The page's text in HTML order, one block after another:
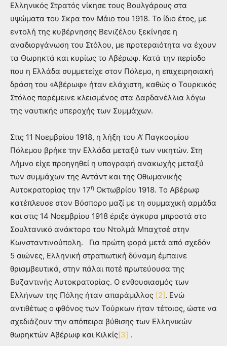
Ελληνικός Στρατός νίκησε τους Βουλγάρους στα
υψώματα του Σκρα τον Μάιο του 1918. Το ίδιο έτος, με
εντολή της κυβέρνησης Βενιζέλου ξεκίνησε η
αναδιοργάνωση του Στόλου, με προτεραιότητα να έχουν
τα Θωρηκτά και κυρίως το Αβέρωφ. Κατά την περίοδο
που η Ελλάδα συμμετείχε στον Πόλεμο, η επιχειρησιακή
δράση του «Αβέρωφ» ήταν ελάχιστη, καθώς ο Τουρκικός
Στόλος παρέμεινε κλεισμένος στα Δαρδανέλλια λόγω
της ναυτικής υπεροχής των Συμμάχων.
Στις 11 Νοεμβρίου 1918, η λήξη του Α’ Παγκοσμίου
Πόλεμου βρήκε την Ελλάδα μεταξύ των νικητών. Στη
Λήμνο είχε προηγηθεί η υπογραφή ανακωχής μεταξύ
των συμμάχων της Αντάντ και της Οθωμανικής
Αυτοκρατορίας την 17η Οκτωβρίου 1918. Το Αβέρωφ
κατέπλευσε στον Βόσπορο μαζί με τη συμμαχική αρμάδα
και στις 14 Νοεμβρίου 1918 έριξε άγκυρα μπροστά στο
Σουλτανικό ανάκτορο του Ντολμά Μπαχτσέ στην
Κωνσταντινούπολη. Για πρώτη φορά μετά από σχεδόν
5 αιώνες, Ελληνική στρατιωτική δύναμη έμπαινε
θριαμβευτικά, στην πάλαι ποτέ πρωτεύουσα της
Βυζαντινής Αυτοκρατορίας. Ο ενθουσιασμός των
Ελλήνων της Πόλης ήταν απαράμιλλος [2]. Ενώ
αντιθέτως ο φθόνος των Τούρκων ήταν τέτοιος, ώστε να
σχεδιάζουν την απόπειρα βύθισης των Ελληνικών
θωρηκτών Αβέρωφ και Κιλκίς[3] .